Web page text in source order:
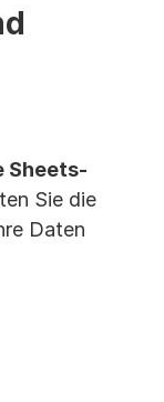
Sheets-
Sie die
Daten